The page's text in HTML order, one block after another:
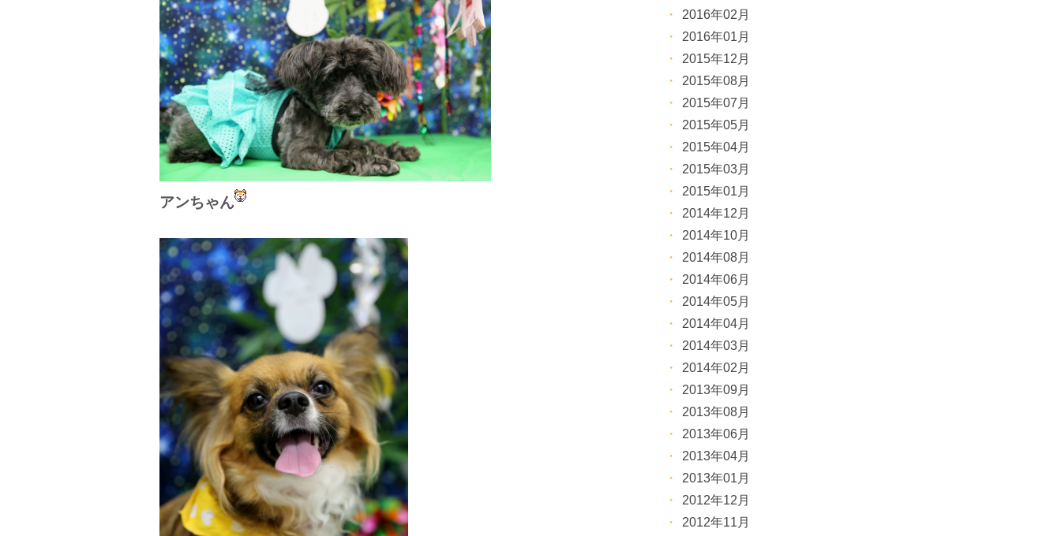
アンちゃん
2016年02月
2016年01月
2015年12月
2015年08月
2015年07月
2015年05月
2015年04月
2015年03月
2015年01月
2014年12月
2014年10月
2014年08月
2014年06月
2014年05月
2014年04月
2014年03月
2014年02月
2013年09月
2013年08月
2013年06月
2013年04月
2013年01月
2012年12月
2012年11月